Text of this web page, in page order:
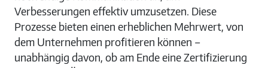
Verbesserungen effektiv umzusetzen. Diese
Prozesse bieten einen erheblichen Mehrwert, von
dem Unternehmen profitieren können –
unabhängig davon, ob am Ende eine Zertifizierung